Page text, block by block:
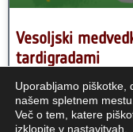
Vesoljski
tardigradami
Kratek opis: V tem
učenci raziskovali
kot vodni medvedi.
Uporabljamo piškotke,
našem spletnem mestu.
Več o tem, katere
izklopite v nastavitvah